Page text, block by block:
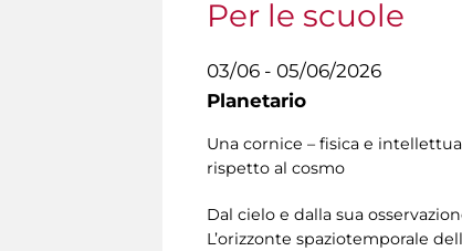
Per le scuole
03/06 - 05/06/2026
Planetario
Una cornice – fisica e
rispetto al cosmo
Dal cielo e dalla sua
L’orizzonte spaziotemporale